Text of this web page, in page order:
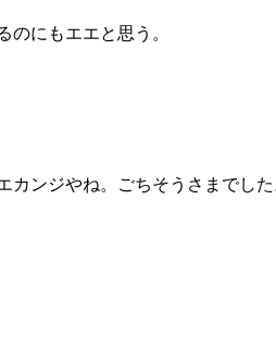
にもエエと思う。
ンジやね。ごちそうさまでした